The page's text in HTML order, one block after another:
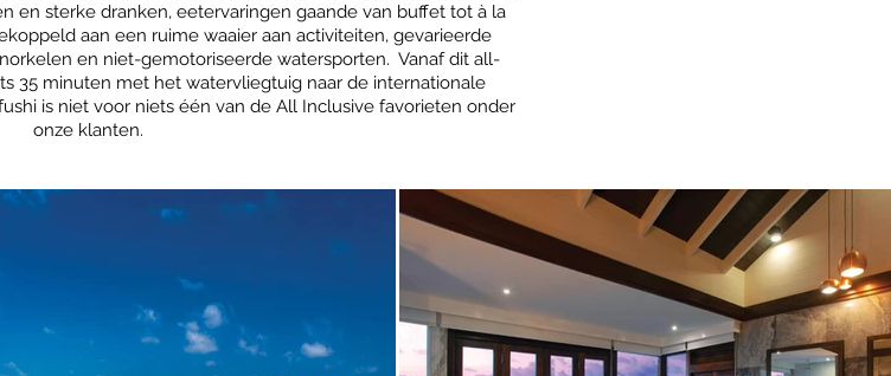
en sterke dranken, eetervaringen gaande van buffet tot à la
aan een ruime waaier aan activiteiten, gevarieerde
en niet-gemotoriseerde watersporten. Vanaf dit all-
35 minuten met het watervliegtuig naar de internationale
is niet voor niets één van de All Inclusive favorieten onder
onze klanten.